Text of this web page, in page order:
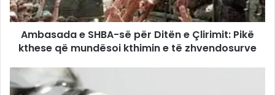
Ambasada e SHBA-së për Ditën e Çlirimit: Pikë
kthese që mundësoi kthimin e të zhvendosurve